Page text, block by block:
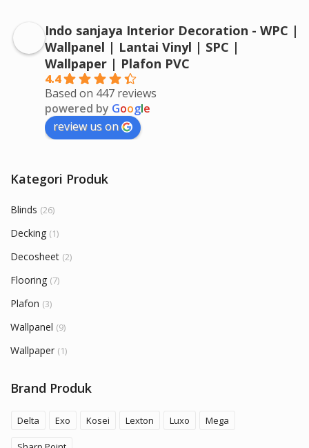
Indo sanjaya Interior Decoration - WPC |
Wallpanel | Lantai Vinyl | SPC |
Wallpaper | Plafon PVC
4.4
Based on 447 reviews
powered by Google
review us on
Kategori Produk
Blinds (26)
Decking (1)
Decosheet (2)
Flooring (7)
Plafon (3)
Wallpanel (9)
Wallpaper (1)
Brand Produk
Delta Exo Kosei Lexton Luxo Mega